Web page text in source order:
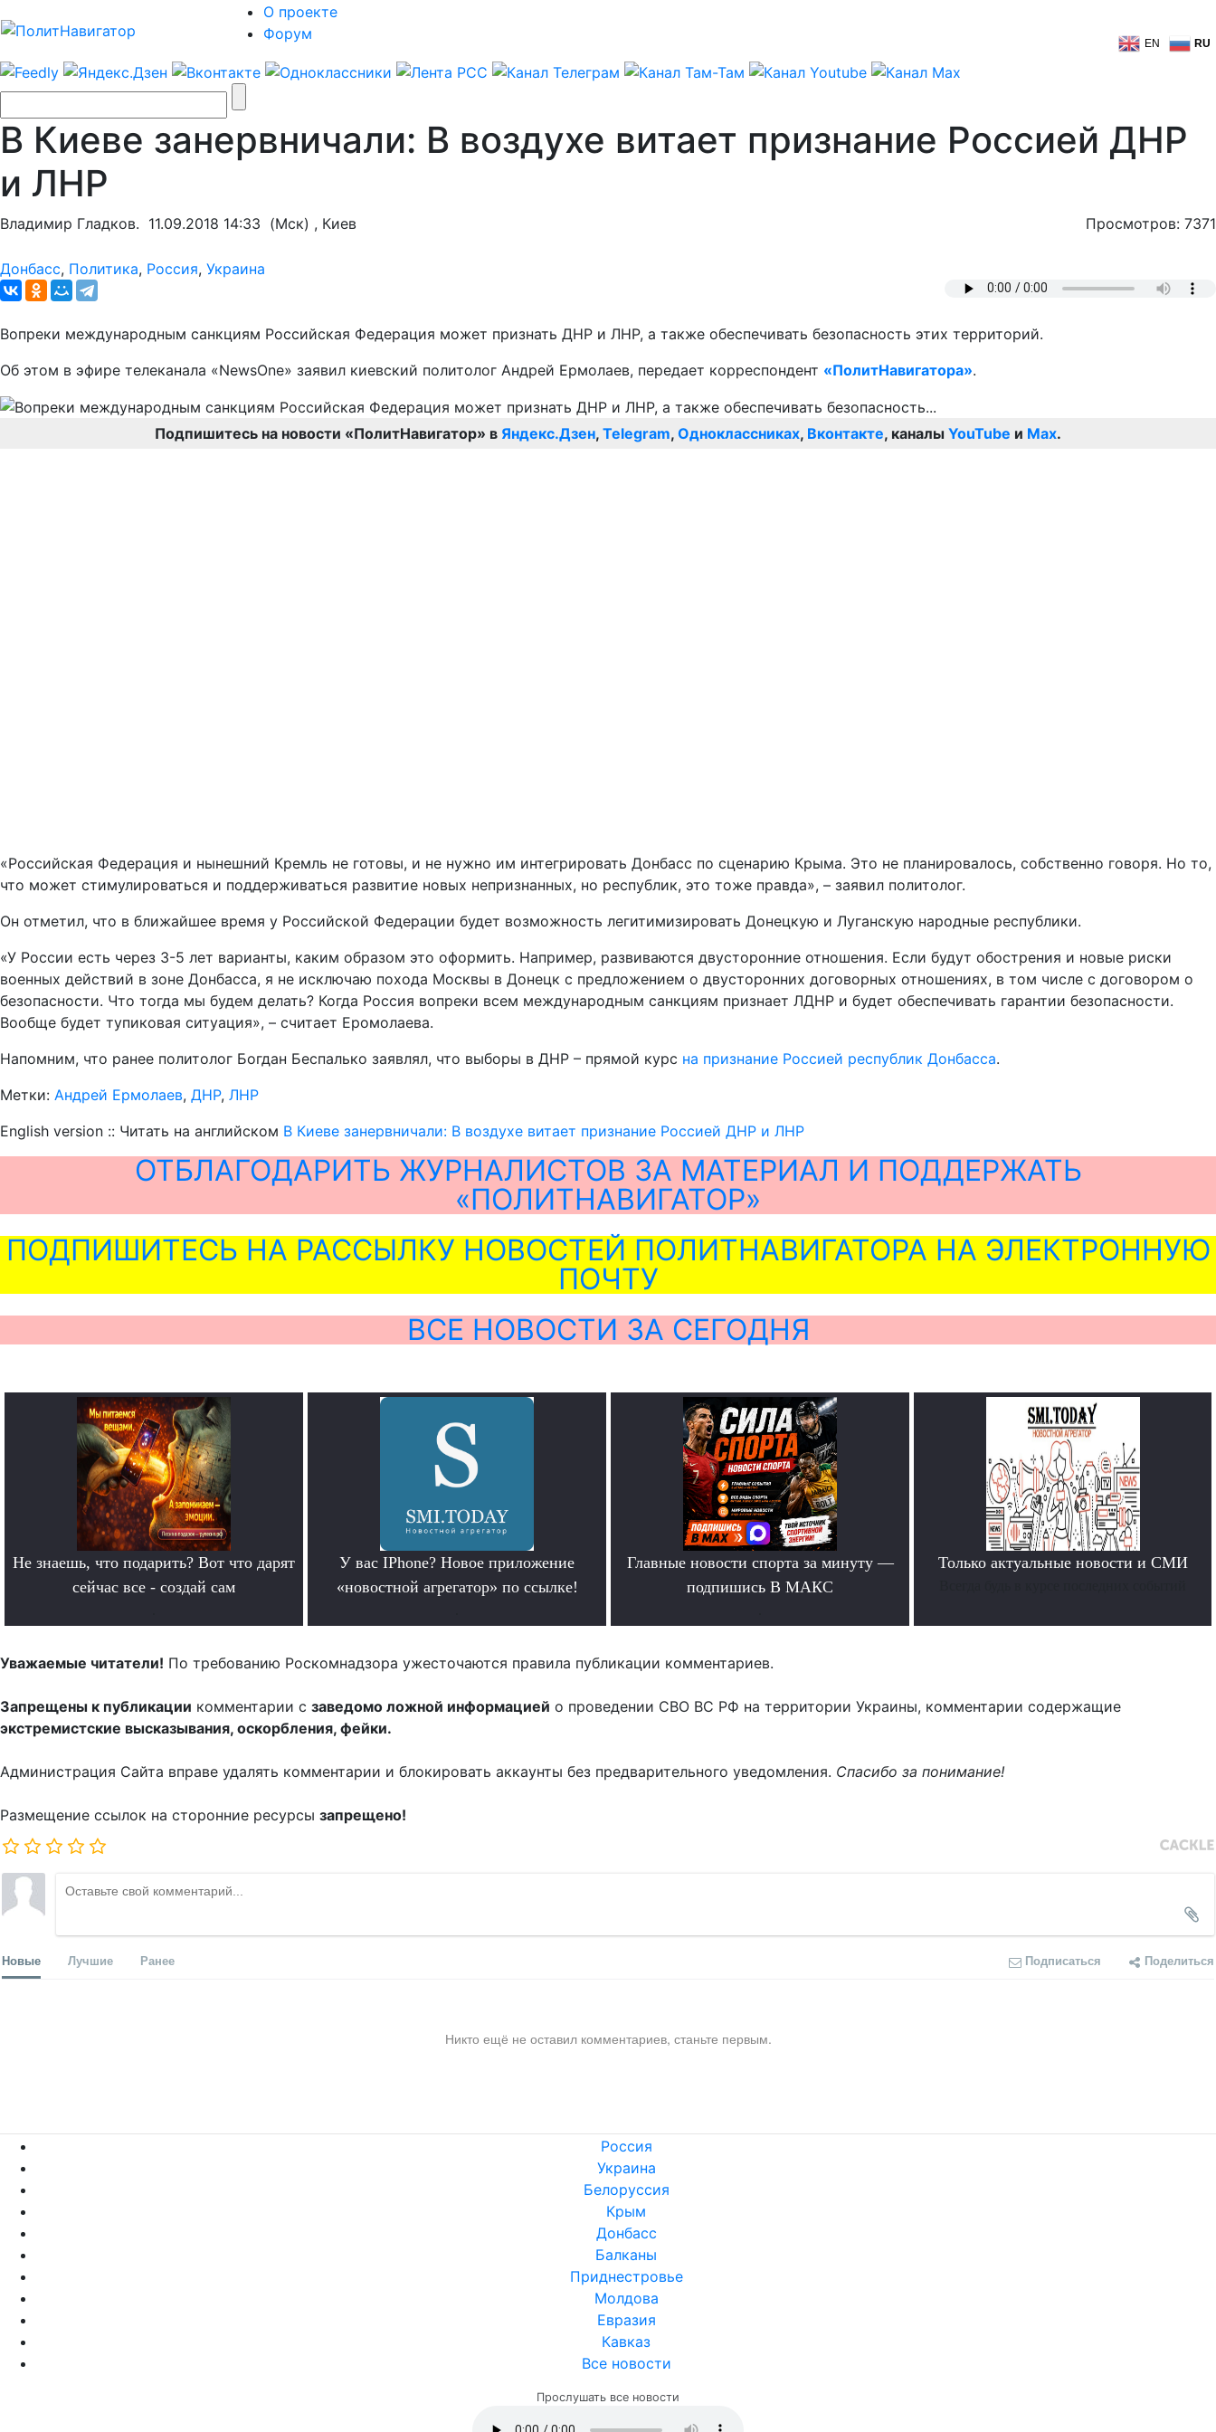
О проекте
Форум
EN RU
В Киеве занервничали: В воздухе витает признание Россией ДНР
и ЛНР
Владимир Гладков. 11.09.2018 14:33 (Мск) , Киев Просмотров: 7371
Донбасс, Политика, Россия, Украина
Вопреки международным санкциям Российская Федерация может признать ДНР и ЛНР, а также обеспечивать безопасность этих территорий.
Об этом в эфире телеканала «NewsOne» заявил киевский политолог Андрей Ермолаев, передает корреспондент «ПолитНавигатора».
Подпишитесь на новости «ПолитНавигатор» в Яндекс.Дзен, Telegram, Одноклассниках, Вконтакте, каналы YouTube и Max.
«Российская Федерация и нынешний Кремль не готовы, и не нужно им интегрировать Донбасс по сценарию Крыма. Это не планировалось, собственно говоря. Но то,
что может стимулироваться и поддерживаться развитие новых непризнанных, но республик, это тоже правда», – заявил политолог.
Он отметил, что в ближайшее время у Российской Федерации будет возможность легитимизировать Донецкую и Луганскую народные республики.
«У России есть через 3-5 лет варианты, каким образом это оформить. Например, развиваются двусторонние отношения. Если будут обострения и новые риски
военных действий в зоне Донбасса, я не исключаю похода Москвы в Донецк с предложением о двусторонних договорных отношениях, в том числе с договором о
безопасности. Что тогда мы будем делать? Когда Россия вопреки всем международным санкциям признает ЛДНР и будет обеспечивать гарантии безопасности.
Вообще будет тупиковая ситуация», – считает Еромолаева.
Напомним, что ранее политолог Богдан Беспалько заявлял, что выборы в ДНР – прямой курс на признание Россией республик Донбасса.
Метки: Андрей Ермолаев, ДНР, ЛНР
English version :: Читать на английском В Киеве занервничали: В воздухе витает признание Россией ДНР и ЛНР
ОТБЛАГОДАРИТЬ ЖУРНАЛИСТОВ ЗА МАТЕРИАЛ И ПОДДЕРЖАТЬ
«ПОЛИТНАВИГАТОР»
ПОДПИШИТЕСЬ НА РАССЫЛКУ НОВОСТЕЙ ПОЛИТНАВИГАТОРА НА ЭЛЕКТРОННУЮ
ПОЧТУ
ВСЕ НОВОСТИ ЗА СЕГОДНЯ
Не знаешь, что подарить? Вот что дарят
сейчас все - создай сам
У вас IPhone? Новое приложение
«новостной агрегатор» по ссылке!
Главные новости спорта за минуту —
подпишись В МАКС
Только актуальные новости и СМИ
Уважаемые читатели! По требованию Роскомнадзора ужесточаются правила публикации комментариев.
Запрещены к публикации комментарии с заведомо ложной информацией о проведении СВО ВС РФ на территории Украины, комментарии содержащие
экстремистские высказывания, оскорбления, фейки.
Администрация Сайта вправе удалять комментарии и блокировать аккаунты без предварительного уведомления. Спасибо за понимание!
Размещение ссылок на сторонние ресурсы запрещено!
Новые Лучшие Ранее Подписаться Поделиться
Никто ещё не оставил комментариев, станьте первым.
Россия
Украина
Белоруссия
Крым
Донбасс
Балканы
Приднестровье
Молдова
Евразия
Кавказ
Все новости
Прослушать все новости